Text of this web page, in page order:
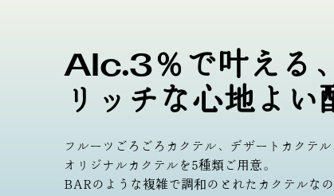
AIc.3％で叶える、
リッチな心地よい
フルーツごろごろカクテル、デザートカクテル
オリジナルカクテルを5種類ご用意。
BARのような複雑で調和のとれたカクテルな